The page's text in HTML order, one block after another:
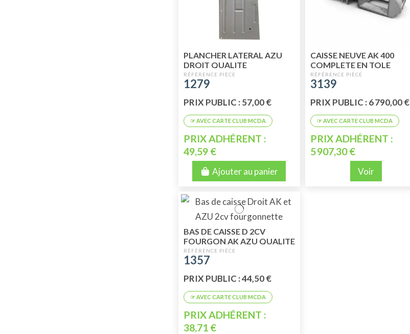
PLANCHER LATERAL AZU
DROIT QUALITE
SUPERIEURE
1279
PRIX PUBLIC : 57,00 €
PRIX ADHÉRENT :
49,59 €
Ajouter au panier
CAISSE NEUVE AK 400
COMPLETE EN TOLE
ELECTROZINGUEE
3139
PRIX PUBLIC : 6 790,00 €
PRIX ADHÉRENT :
5 907,30 €
Voir
BAS DE CAISSE D 2CV
FOURGON AK AZU QUALITE
SUPERIEURE
1357
PRIX PUBLIC : 44,50 €
PRIX ADHÉRENT :
38,71 €